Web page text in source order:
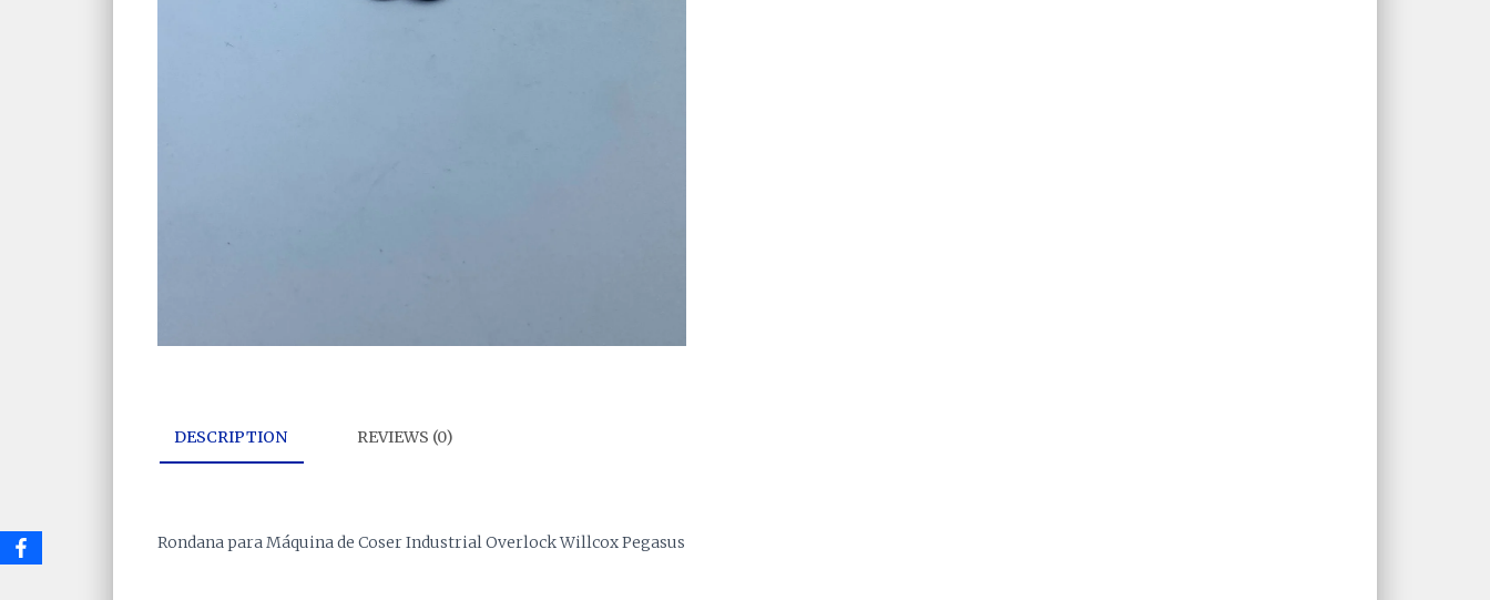
DESCRIPTION REVIEWS (0)
Rondana para Máquina de Coser Industrial Overlock Willcox Pegasus